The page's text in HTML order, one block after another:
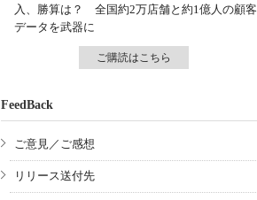
入、勝算は？ 全国約2万店舗と約1億人の顧客
データを武器に
ご購読はこちら
FeedBack
ご意見／ご感想
リリース送付先